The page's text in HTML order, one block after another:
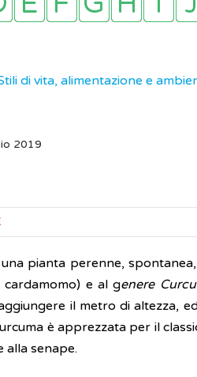
di vita, alimentazione e
2019
pianta perenne,
cardamomo) e al genere
il metro di altezza,
è apprezzata per il
alla senape.